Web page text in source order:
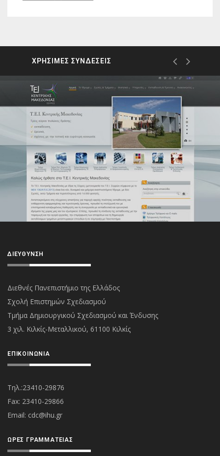
ΧΡΗΣΙΜΕΣ ΣΥΝΔΕΣΕΙΣ
ΔΙΕΎΘΥΝΣΗ
Διεθνές Πανεπιστήμιο της Ελλάδος
Σχολή Επιστημών Σχεδιασμού
Τμήμα Δημιουργικού Σχεδιασμού και Ένδυσης
3 χιλ. Κιλκίς-Μεταλλικού, 61100 Κιλκίς
ΕΠΙΚΟΙΝΩΝΊΑ
Τηλ.:23410-29876
Fax: 23410-29866
Εmail: cdc@ihu.gr
ΏΡΕΣ ΓΡΑΜΜΑΤΕΊΑΣ